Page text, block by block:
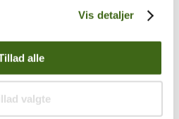
Vis detaljer
alle
valgte